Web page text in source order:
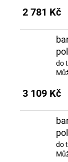
2 781 Kč
do
3 109 Kč
do